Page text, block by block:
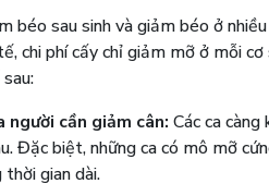
béo sau sinh và giảm béo ở
chi phí cấy chỉ giảm mỡ ở mỗi
cần giảm cân: Các ca
Đặc biệt, những ca có mô mỡ
gian dài.